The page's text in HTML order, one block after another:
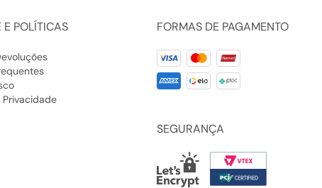
E POLÍTICAS
Privacidade
FORMAS DE PAGAMENTO
SEGURANÇA